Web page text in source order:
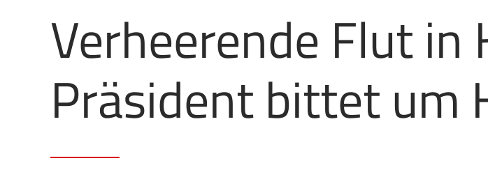
Verheerende Flut
Präsident bittet um